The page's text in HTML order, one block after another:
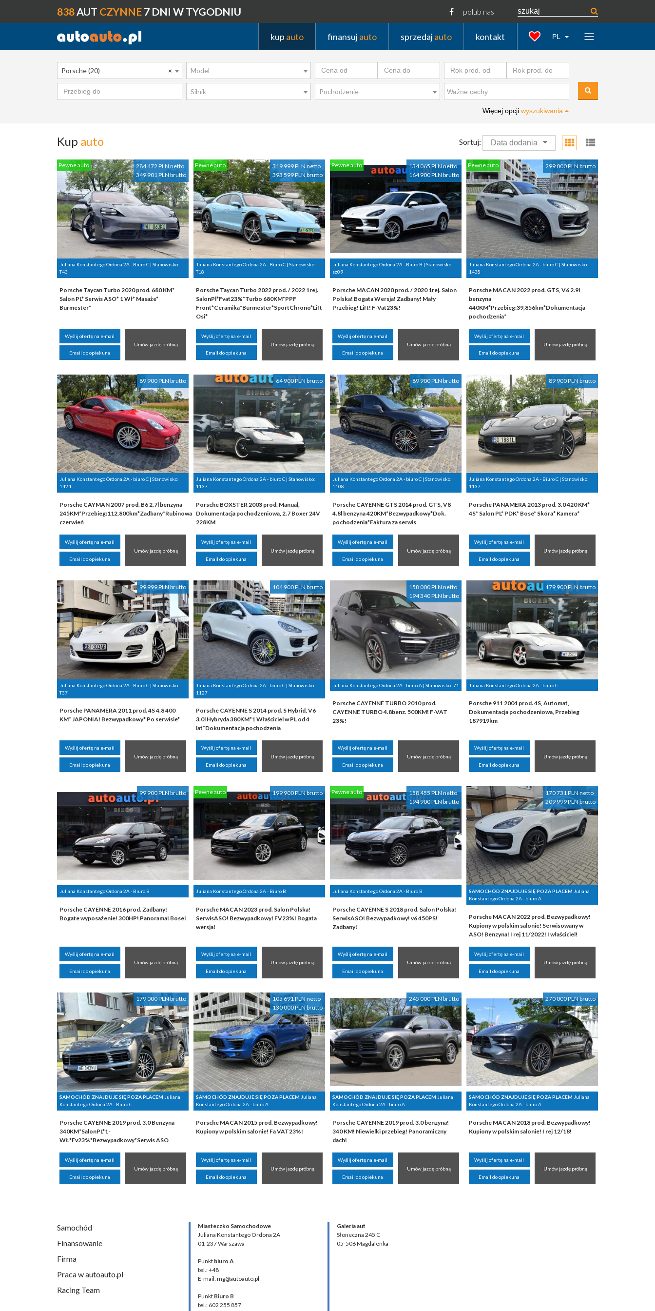
838AUT CZYNNE 7 DNI W TYGODNIU polub nas
kup auto finansuj auto sprzedaj auto kontakt PL
×
Porsche (20) Model
Silnik Pochodzenie
Więcej opcji wyszukiwania
Kup auto Sortuj: Data dodania
284 472 PLN netto
349 901 PLN brutto
Pewne auto
Juliana Konstantego Ordona 2A - Biuro C | Stanowisko:
T43
Porsche Taycan Turbo 2020 prod. 680 KM*
Salon PL* Serwis ASO* 1 Wł* Masaże*
Burmester*
Wyślij ofertę na e-mail
Email do opiekuna
Umów jazdę próbną
319 999 PLN netto
393 599 PLN brutto
Pewne auto
Juliana Konstantego Ordona 2A - Biuro C | Stanowisko:
T18
Porsche Taycan Turbo 2022 prod. / 2022 1rej.
SalonPl*Fvat23%*Turbo 680KM*PPF
Front*Ceramika*Burmester*SportChrono*Lift
Osi*
Wyślij ofertę na e-mail
Email do opiekuna
Umów jazdę próbną
134 065 PLN netto
164 900 PLN brutto
Pewne auto
Juliana Konstantego Ordona 2A - Biuro B | Stanowisko:
sz09
Porsche MACAN 2020 prod. / 2020 1rej. Salon
Polska! Bogata Wersja! Zadbany! Mały
Przebieg! Lift! F-Vat23%!
Wyślij ofertę na e-mail
Email do opiekuna
Umów jazdę próbną
299 000 PLN brutto
Pewne auto
Juliana Konstantego Ordona 2A - biuro C | Stanowisko:
1438
Porsche MACAN 2022 prod. GTS, V6 2.9l
benzyna
440KM*Przebieg:39,856km*Dokumentacja
pochodzenia*
Wyślij ofertę na e-mail
Email do opiekuna
Umów jazdę próbną
89 900 PLN brutto
Juliana Konstantego Ordona 2A - biuro C | Stanowisko:
1424
Porsche CAYMAN 2007 prod. B6 2.7l benzyna
245KM*Przebieg:112,800km*Zadbany*Rubinowa
czerwień
Wyślij ofertę na e-mail
Email do opiekuna
Umów jazdę próbną
64 900 PLN brutto
Juliana Konstantego Ordona 2A - biuro C | Stanowisko:
1137
Porsche BOXSTER 2003 prod. Manual,
Dokumentacja pochodzeniowa, 2.7 Boxer 24V
228KM
Wyślij ofertę na e-mail
Email do opiekuna
Umów jazdę próbną
89 900 PLN brutto
Juliana Konstantego Ordona 2A - biuro C | Stanowisko:
1108
Porsche CAYENNE GTS 2014 prod. GTS, V8
4.8l benzyna 420KM*Bezwypadkowy*Dok.
pochodzenia*Faktura za serwis
Wyślij ofertę na e-mail
Email do opiekuna
Umów jazdę próbną
89 900 PLN brutto
Juliana Konstantego Ordona 2A - Biuro C | Stanowisko:
1137
Porsche PANAMERA 2013 prod. 3.0 420 KM*
4S* Salon PL* PDK* Bose* Skóra* Kamera*
Wyślij ofertę na e-mail
Email do opiekuna
Umów jazdę próbną
99 999 PLN brutto
Juliana Konstantego Ordona 2A - Biuro C | Stanowisko:
T37
Porsche PANAMERA 2011 prod. 4S 4.8 400
KM* JAPONIA! Bezwypadkowy* Po serwisie*
Wyślij ofertę na e-mail
Email do opiekuna
Umów jazdę próbną
104 900 PLN brutto
Juliana Konstantego Ordona 2A - biuro C | Stanowisko:
1127
Porsche CAYENNE S 2014 prod. S Hybrid, V6
3.0l Hybryda 380KM*1 Właściciel w PL od 4
lat*Dokumentacja pochodzenia
Wyślij ofertę na e-mail
Email do opiekuna
Umów jazdę próbną
158 000 PLN netto
194 340 PLN brutto
Juliana Konstantego Ordona 2A - biuro A | Stanowisko: 71
Porsche CAYENNE TURBO 2010 prod.
CAYENNE TURBO 4.8benz. 500KM! F-VAT
23%!
Wyślij ofertę na e-mail
Email do opiekuna
Umów jazdę próbną
179 900 PLN brutto
Juliana Konstantego Ordona 2A - biuro C
Porsche 911 2004 prod. 4S, Automat,
Dokumentacja pochodzeniowa, Przebieg
187919km
Wyślij ofertę na e-mail
Email do opiekuna
Umów jazdę próbną
99 900 PLN brutto
Juliana Konstantego Ordona 2A - Biuro B
Porsche CAYENNE 2016 prod. Zadbany!
Bogate wyposażenie! 300HP! Panorama! Bose!
Wyślij ofertę na e-mail
Email do opiekuna
Umów jazdę próbną
199 900 PLN brutto
Pewne auto
Juliana Konstantego Ordona 2A - Biuro B
Porsche MACAN 2023 prod. Salon Polska!
SerwisASO! Bezwypadkowy! FV23%! Bogata
wersja!
Wyślij ofertę na e-mail
Email do opiekuna
Umów jazdę próbną
158 455 PLN netto
194 900 PLN brutto
Pewne auto
Juliana Konstantego Ordona 2A - Biuro B
Porsche CAYENNE S 2018 prod. Salon Polska!
SerwisASO! Bezwypadkowy! v6 450PS!
Zadbany!
Wyślij ofertę na e-mail
Email do opiekuna
Umów jazdę próbną
170 731 PLN netto
209 999 PLN brutto
SAMOCHÓD ZNAJDUJE SIĘ POZA PLACEM Juliana
Konstantego Ordona 2A - biuro A
Porsche MACAN 2022 prod. Bezwypadkowy!
Kupiony w polskim salonie! Serwisowany w
ASO! Benzyna! I rej 11/2022! I właściciel!
Wyślij ofertę na e-mail
Email do opiekuna
Umów jazdę próbną
179 000 PLN brutto
SAMOCHÓD ZNAJDUJE SIĘ POZA PLACEM Juliana
Konstantego Ordona 2A - Biuro C
Porsche CAYENNE 2019 prod. 3.0 Benzyna
340KM*SalonPL*1-
WŁ*Fv23%*Bezwypadkowy*Serwis ASO
Wyślij ofertę na e-mail
Email do opiekuna
Umów jazdę próbną
105 691 PLN netto
130 000 PLN brutto
SAMOCHÓD ZNAJDUJE SIĘ POZA PLACEM Juliana
Konstantego Ordona 2A - biuro A
Porsche MACAN 2015 prod. Bezwypadkowy!
Kupiony w polskim salonie! Fa VAT23%!
Wyślij ofertę na e-mail
Email do opiekuna
Umów jazdę próbną
245 000 PLN brutto
SAMOCHÓD ZNAJDUJE SIĘ POZA PLACEM Juliana
Konstantego Ordona 2A - biuro A
Porsche CAYENNE 2019 prod. 3.0 benzyna!
340 KM! Niewielki przebieg! Panoramiczny
dach!
Wyślij ofertę na e-mail
Email do opiekuna
Umów jazdę próbną
270 000 PLN brutto
SAMOCHÓD ZNAJDUJE SIĘ POZA PLACEM Juliana
Konstantego Ordona 2A - biuro A
Porsche MACAN 2018 prod. Bezwypadkowy!
Kupiony w polskim salonie! I rej 12/18!
Wyślij ofertę na e-mail
Email do opiekuna
Umów jazdę próbną
Samochód
Finansowanie
Firma
Praca w autoauto.pl
Racing Team
Miasteczko Samochodowe
Juliana Konstantego Ordona 2A
01-237 Warszawa
Punkt biuro A
tel.: +48
E-mail: mg@autoauto.pl
Punkt Biuro B
tel.: 602 255 857
Galeria aut
Słoneczna 245 C
05-506 Magdalenka